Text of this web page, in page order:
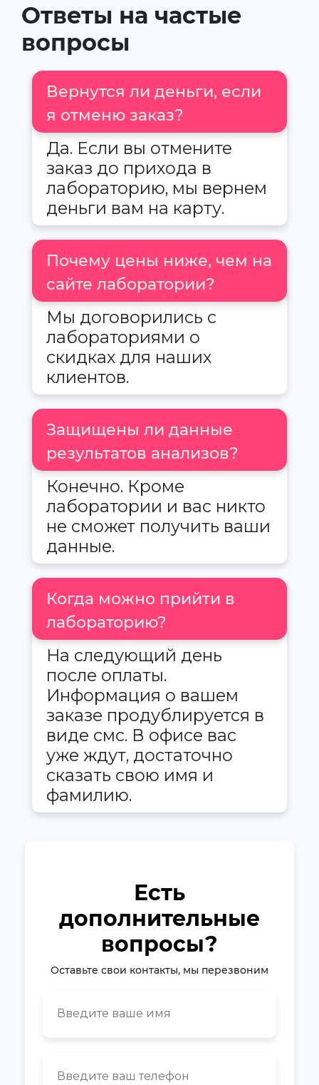
Ответы на частые
вопросы
Вернутся ли деньги, если
я отменю заказ?
Да. Если вы отмените
заказ до прихода в
лабораторию, мы вернем
деньги вам на карту.
Почему цены ниже, чем на
сайте лаборатории?
Мы договорились с
лабораториями о
скидках для наших
клиентов.
Защищены ли данные
результатов анализов?
Конечно. Кроме
лаборатории и вас никто
не сможет получить ваши
данные.
Когда можно прийти в
лабораторию?
На следующий день
после оплаты.
Информация о вашем
заказе продублируется в
виде смс. В офисе вас
уже ждут, достаточно
сказать свою имя и
фамилию.
Есть
дополнительные
вопросы?
Оставьте свои контакты, мы перезвоним